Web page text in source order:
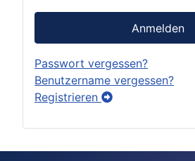
Anmelden
Passwort vergessen?
Benutzername vergessen?
Registrieren